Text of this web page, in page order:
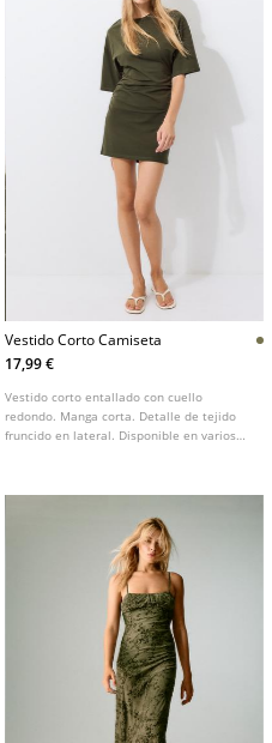
Vestido Corto Camiseta
17,99 €
Vestido corto entallado con cuello
redondo. Manga corta. Detalle de tejido
fruncido en lateral. Disponible en varios